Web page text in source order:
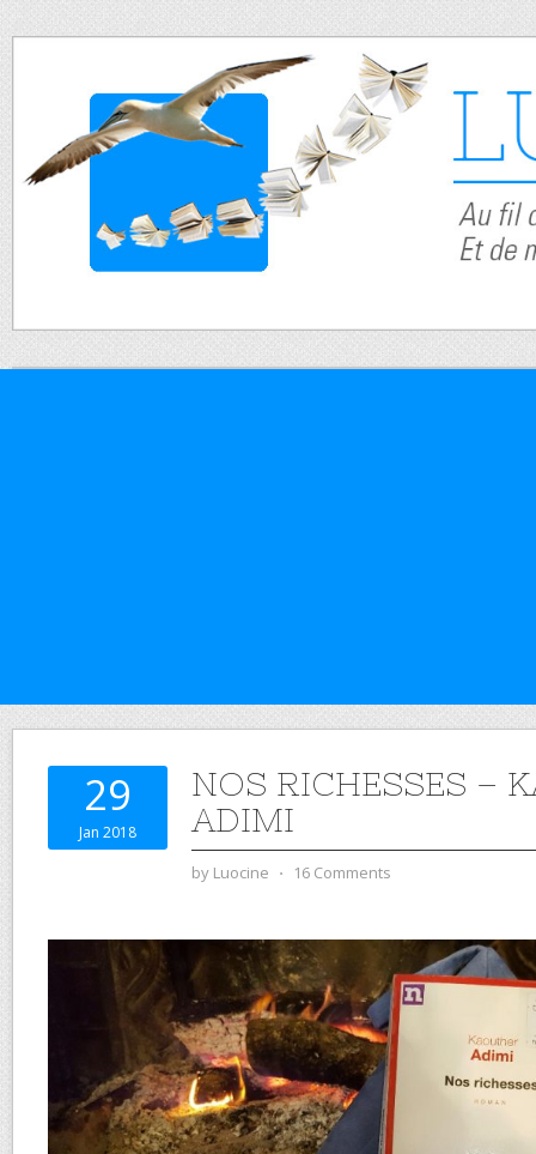
29
Jan 2018
NOS RICHESSES –
ADIMI
by Luocine ⋅ 16 Comments